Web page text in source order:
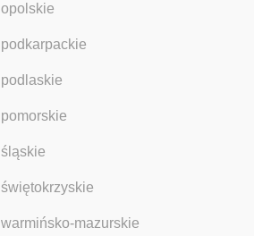
opolskie
podkarpackie
podlaskie
pomorskie
śląskie
świętokrzyskie
warmińsko-mazurskie